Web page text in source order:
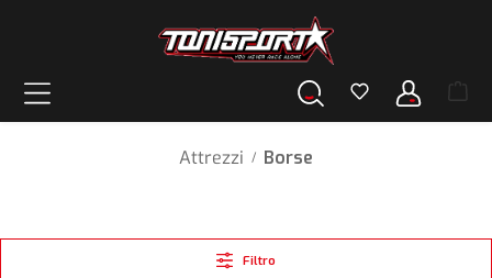
Attrezzi / Borse
Filtro